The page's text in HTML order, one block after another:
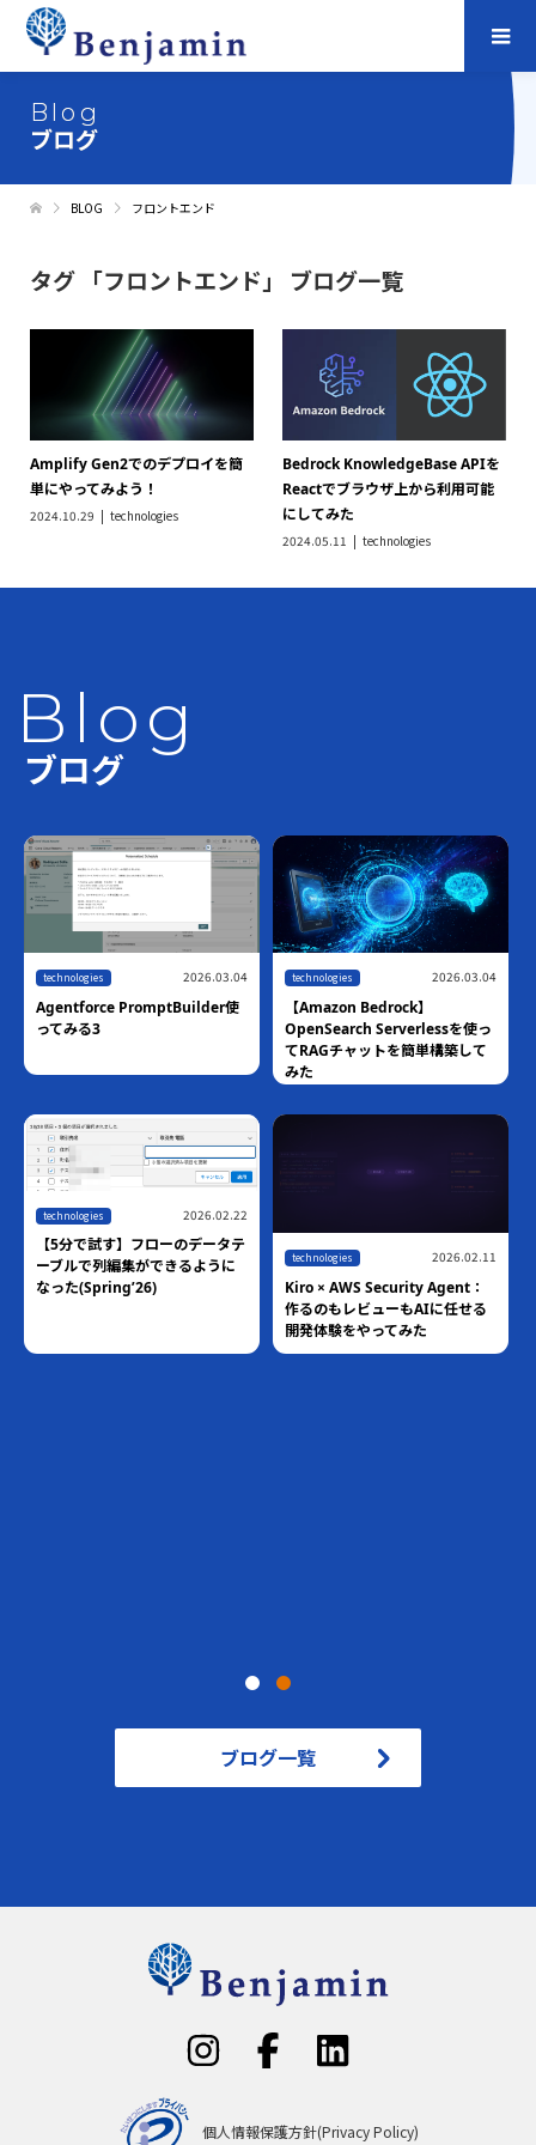
Blog
ブログ
BLOG フロントエンド
タグ 「フロントエンド」 ブログ一覧
Amplify Gen2でのデプロイを簡
単にやってみよう！
2024.10.29 technologies
Bedrock KnowledgeBase APIを
Reactでブラウザ上から利用可能
にしてみた
2024.05.11 technologies
Blog
ブログ
technologies 2026.03.04
Agentforce PromptBuilder使
ってみる3
technologies 2026.03.04
【Amazon Bedrock】
OpenSearch Serverlessを使っ
てRAGチャットを簡単構築して
みた
technologies 2026.02.22
【5分で試す】フローのデータテ
ーブルで列編集ができるように
なった(Spring’26)
technologies 2026.02.11
Kiro × AWS Security Agent：
作るのもレビューもAIに任せる
開発体験をやってみた
ブログ一覧
個人情報保護方針(Privacy Policy)